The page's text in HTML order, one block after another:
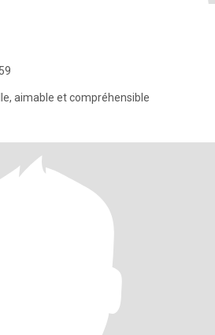
aimable et compréhensible